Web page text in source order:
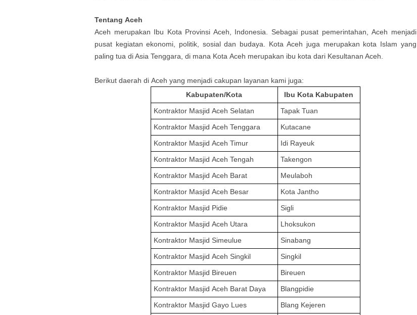
Tentang Aceh
Aceh merupakan Ibu Kota Provinsi Aceh, Indonesia. Sebagai pusat pemerintahan,Aceh menjadi
pusat kegiatan ekonomi, politik, sosial dan budaya. KotaAceh juga merupakan kota Islam yang
paling tua di Asia Tenggara, di mana Kota Aceh merupakan ibu kota dari Kesultanan Aceh.
Berikut daerah di Aceh yang menjadi cakupan layanan kami juga:
Kabupaten/Kota
Ibu Kota Kabupaten
Kontraktor Masjid Aceh Selatan
Tapak Tuan
Kontraktor Masjid Aceh Tenggara
Kutacane
Kontraktor Masjid Aceh Timur
Idi Rayeuk
Kontraktor Masjid Aceh Tengah
Takengon
Kontraktor Masjid Aceh Barat
Meulaboh
Kontraktor Masjid Aceh Besar
Kota Jantho
Kontraktor Masjid Pidie
Sigli
Kontraktor Masjid Aceh Utara
Lhoksukon
Kontraktor Masjid Simeulue
Sinabang
Kontraktor Masjid Aceh Singkil
Singkil
Kontraktor Masjid Bireuen
Bireuen
Kontraktor Masjid Aceh Barat Daya
Blangpidie
Kontraktor Masjid Gayo Lues
Blang Kejeren